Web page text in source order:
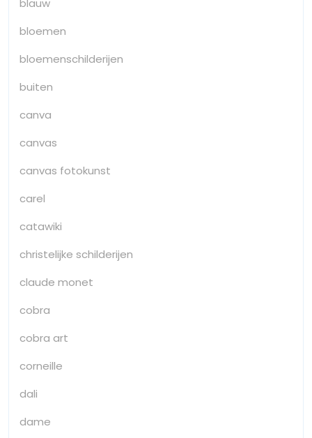
blauw
bloemen
bloemenschilderijen
buiten
canva
canvas
canvas fotokunst
carel
catawiki
christelijke schilderijen
claude monet
cobra
cobra art
corneille
dali
dame